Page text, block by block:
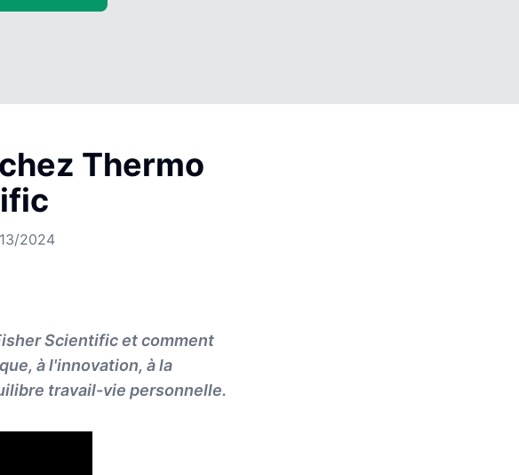
Thermo
2024
Scientific et comment
à l'innovation, à la
travail-vie personnelle.